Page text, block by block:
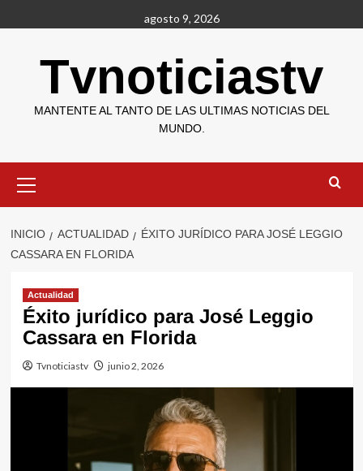
al
agosto 9, 2026
Tvnoticiastv
MANTENTE AL TANTO DE LAS ULTIMAS NOTICIAS DEL
MUNDO.
primario
INICIO ACTUALIDAD
ÉXITO JURÍDICO PARA JOSÉ LEGGIO
CASSARA EN FLORIDA
Actualidad
Éxito jurídico para José Leggio
Cassara en Florida
Tvnoticiastv junio 2, 2026